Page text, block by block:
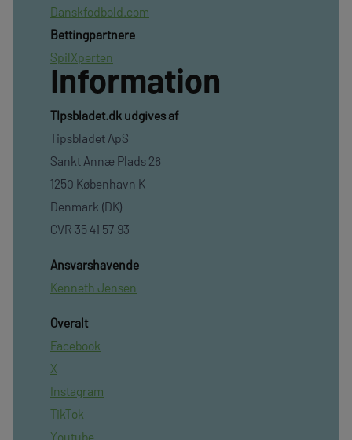
Danskfodbold.com
Bettingpartnere
SpilXperten
Information
TIpsbladet.dk udgives af
Tipsbladet ApS
Sankt Annæ Plads 28
1250 København K
Denmark (DK)
CVR 35 41 57 93
Ansvarshavende
Kenneth Jensen
Overalt
Facebook
X
Instagram
TikTok
Youtube